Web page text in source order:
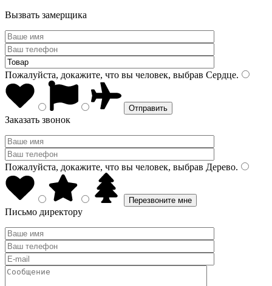
Вызвать замерщика
Пожалуйста, докажите, что вы человек, выбрав Сердце.
Заказать звонок
Пожалуйста, докажите, что вы человек, выбрав Дерево.
Письмо директору